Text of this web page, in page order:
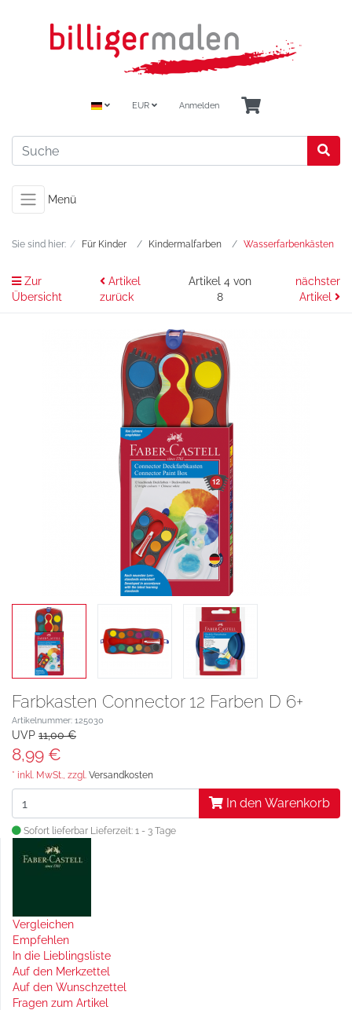
EUR Anmelden
Menü
Sie sind hier: Für Kinder Kindermalfarben Wasserfarbenkästen
Zur
Übersicht
Artikel
zurück
Artikel 4 von
8
nächster
Artikel
Farbkasten Connector 12 Farben D 6+
Artikelnummer: 125030
UVP 11,00 €
8,99 €
* inkl. MwSt., zzgl. Versandkosten
In den Warenkorb
Sofort lieferbar Lieferzeit: 1 - 3 Tage
Vergleichen
Empfehlen
In die Lieblingsliste
Auf den Merkzettel
Auf den Wunschzettel
Fragen zum Artikel